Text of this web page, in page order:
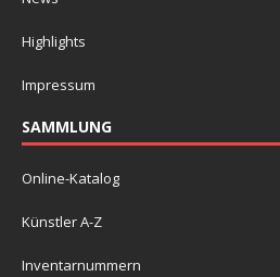
Highlights
Impressum
SAMMLUNG
Online-Katalog
Künstler A-Z
Inventarnummern